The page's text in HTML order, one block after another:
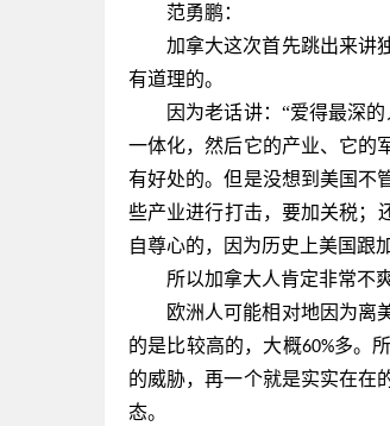
范勇鹏：
加拿大这次首先跳出来讲
有道理的。
因为老话讲： “爱得最深
一体化，然后它的产业、它的
有好处的。但是没想到美国不
些产业进行打击，要加关税；
自尊心的，因为历史上美国跟
所以加拿大人肯定非常不
欧洲人可能相对地因为离
的是比较高的，大概60%多。
的威胁，再一个就是实实在在
态。